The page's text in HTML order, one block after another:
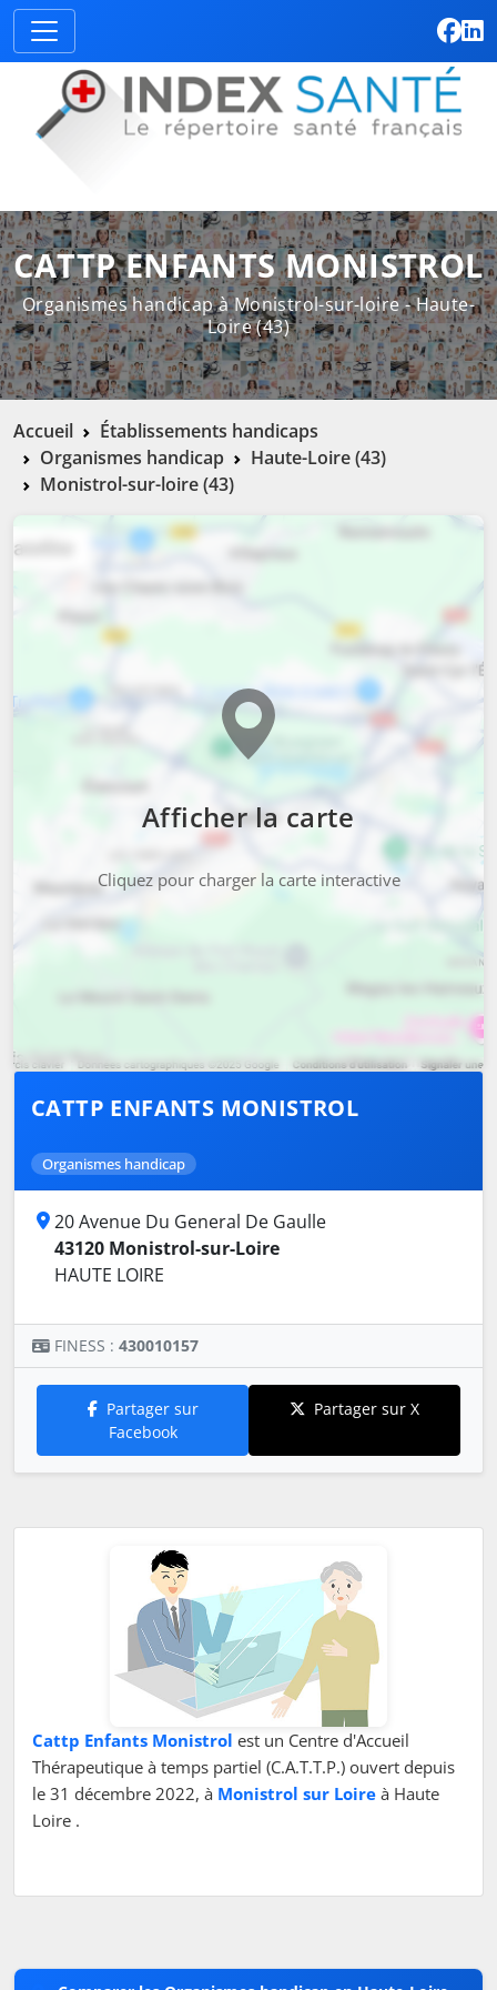
CATTP ENFANTS MONISTROL
Organismes handicap à Monistrol-sur-loire - Haute-
Loire (43)
Accueil
Établissements handicaps
Organismes handicap
Haute-Loire (43)
Monistrol-sur-loire (43)
Afficher la carte
Cliquez pour charger la carte interactive
CATTP ENFANTS MONISTROL
Organismes handicap
20 Avenue Du General De Gaulle
43120 Monistrol-sur-Loire
HAUTE LOIRE
FINESS : 430010157
Partager sur
Facebook
Partager sur X
Cattp Enfants Monistrol est un Centre d'Accueil
Thérapeutique à temps partiel (C.A.T.T.P.) ouvert depuis
le 31 décembre 2022, à Monistrol sur Loire à Haute
Loire .